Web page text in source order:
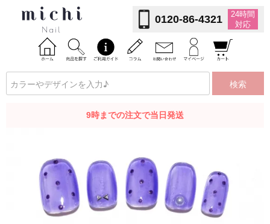
0120-86-4321
24時間
対応
検索
9時までの注文で当日発送